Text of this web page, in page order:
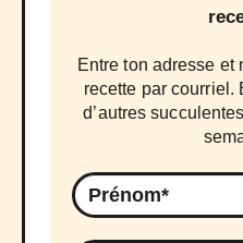
Entre ton adresse et
recette par courriel.
d’autres